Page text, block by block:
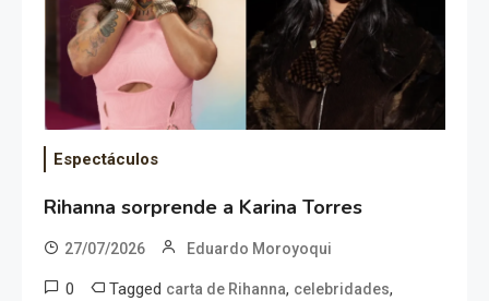
Espectáculos
Rihanna sorprende a Karina Torres
27/07/2026 Eduardo Moroyoqui
0 Tagged carta de Rihanna, celebridades,